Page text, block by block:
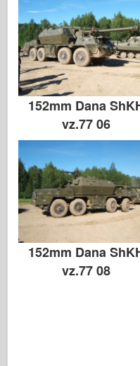
152mm Dana
vz.77 06
152mm Dana
vz.77 08